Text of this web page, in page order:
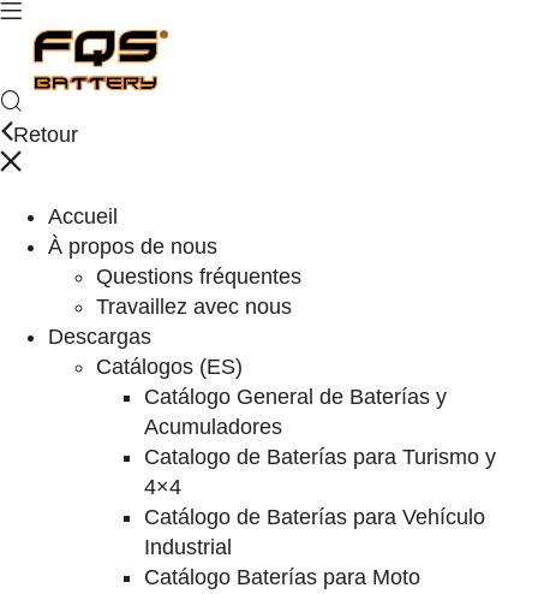
Retour
Accueil
À propos de nous
Questions fréquentes
Travaillez avec nous
Descargas
Catálogos (ES)
Catálogo General de Baterías y
Acumuladores
Catalogo de Baterías para Turismo y
4×4
Catálogo de Baterías para Vehículo
Industrial
Catálogo Baterías para Moto